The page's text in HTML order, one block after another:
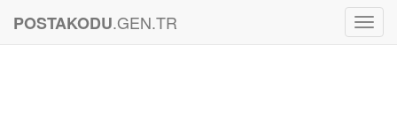
POSTAKODU.GEN.TR